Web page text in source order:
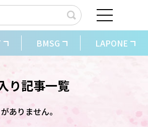
BMSG LAPONE
り記事一覧
ありません。